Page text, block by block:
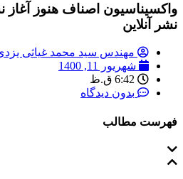
واکسیناسیون اصناف هنوز
نشر آنلاین
مهندس سید محمد غیاثی
شهریور 11, 1400
6:42 ق.ظ
بدون دیدگاه
فهرست مطالب